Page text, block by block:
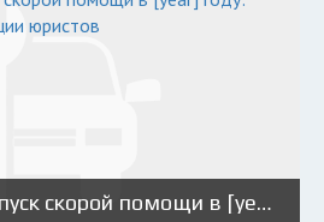
Штраф за непропуск скорой помощи в [year] году: опасения и рекомендации юристов